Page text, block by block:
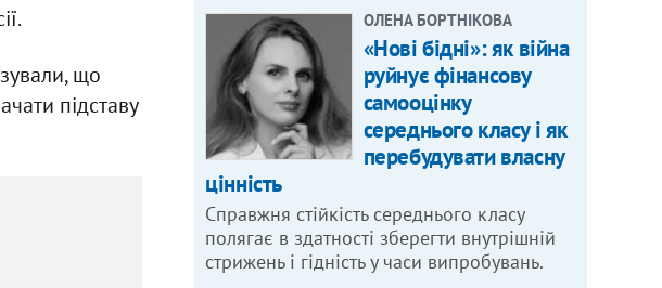
що
підставу
ОЛЕНА БОРТНІКОВА
«Нові бідні»: як війна
руйнує фінансову
самооцінку
середнього класу і як
перебудувати власну
цінність
Справжня стійкість середнього класу
полягає в здатності зберегти внутрішній
стрижень і гідність у часи випробувань.